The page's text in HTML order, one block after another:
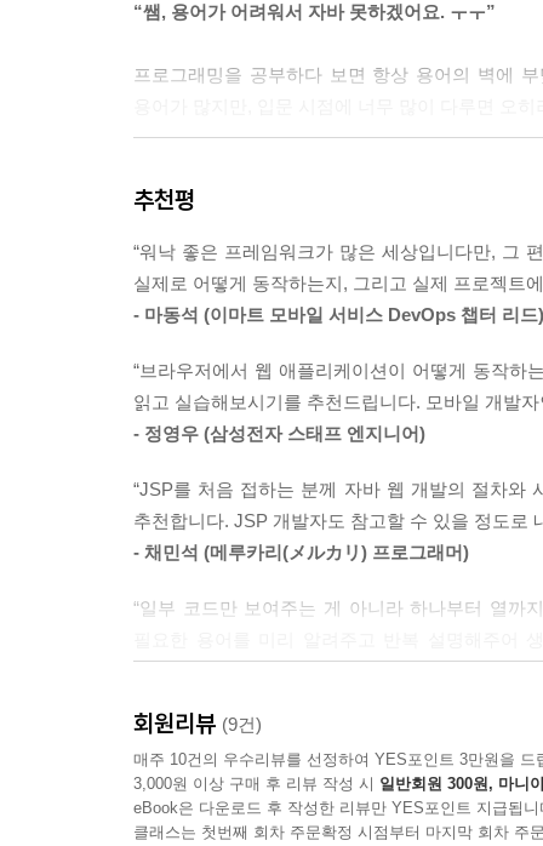
“쌤, 용어가 어려워서 자바 못하겠어요. ㅜㅜ”
프로그래밍을 공부하다 보면 항상 용어의 벽에
합니다. 이 책에 나오는 모든 예제는 복사/붙여넣
“복습은 어떻게 해야 하나요?”
학생들의 단골 질문이네요. 저는 항상 “여러 번
방법입니다. 예제가 만만치 않게 길지만 직접 타
[숫자로 보는 책의 특징]
[Must Have 시리즈 안내]
Must Have 시리즈는 내 것으로 만드는 시간을 드
추천평
“워낙 좋은 프레임워크가 많은 세상입니다만, 그
실제로 어떻게 동작하는지, 그리고 실제 프로젝트
- 마동석 (이마트 모바일 서비스 DevOps 챕터 리드)
“브라우저에서 웹 애플리케이션이 어떻게 동작
읽고 실습해보시기를 추천드립니다. 모바일 개발
- 정영우 (삼성전자 스태프 엔지니어)
“JSP를 처음 접하는 분께 자바 웹 개발의 절차와
추천합니다. JSP 개발자도 참고할 수 있을 정도로
- 채민석 (메루카리(メルカリ) 프로그래머)
“일부 코드만 보여주는 게 아니라 하나부터 열까
“저는 프론트엔드를 주로 다뤄서인지 JSP 책 리
조금은 감을 잡게 되었습니다. 책이 출간되면 좀
- 하희목 (라이언 모빌리티 대표)
회원리뷰 (9건)
매주 10건의 우수리뷰를 선정하여 YES포인트 3만원을 드
3,000원 이상 구매 후 리뷰 작성 시 일반회원 300원, 마니
eBook은 다운로드 후 작성한 리뷰만 YES포인트 지급됩니
클래스는 첫번째 회차 주문확정 시점부터 마지막 회차 주